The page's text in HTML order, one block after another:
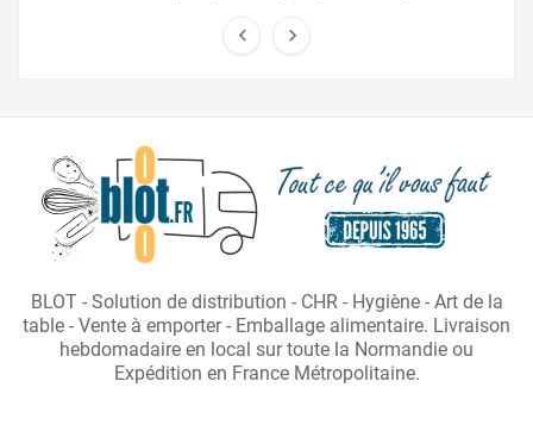
 
BLOT - Solution de distribution - CHR - Hygiène - Art de la
table - Vente à emporter - Emballage alimentaire. Livraison
hebdomadaire en local sur toute la Normandie ou
Expédition en France Métropolitaine.